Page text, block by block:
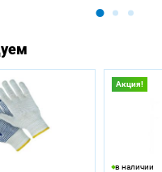
Акция!
в наличии